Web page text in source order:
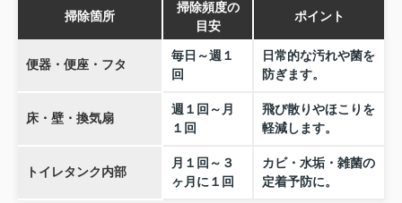
掃除箇所
掃除頻度の
目安
ポイント
便器・便座・フタ
毎日～週１
回
日常的な汚れや菌を
防ぎます。
床・壁・換気扇
週１回～月
１回
飛び散りやほこりを
軽減します。
トイレタンク内部
月１回～３
ヶ月に１回
カビ・水垢・雑菌の
定着予防に。